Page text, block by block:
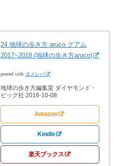
24 地球の歩き方 aruco グアム
2017~2018 (地球の歩き方aruco)
posted with ヨメレバ
地球の歩き方編集室 ダイヤモンド・
ビッグ社 2016-10-08
Amazon
Kindle
楽天ブックス